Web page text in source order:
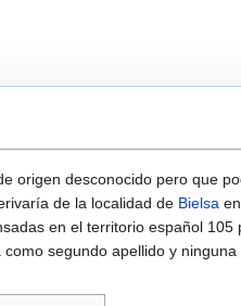
origen desconocido pero que
de la localidad de Bielsa
en el territorio español
segundo apellido y